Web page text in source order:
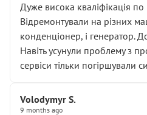
Дуже висока кваліфікація по
Відремонтували на різних
конденціонер, і генератор.
Навіть усунули проблему з
сервіси тільки погіршували
Volodymyr S.
9 months ago